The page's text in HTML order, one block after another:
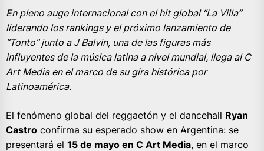
En pleno auge internacional con el hit global “La Villa”
liderando los rankings y el próximo lanzamiento de
“Tonto” junto a J Balvin, una de las figuras más
influyentes de la música latina a nivel mundial, llega al C
Art Media en el marco de su gira histórica por
Latinoamérica.
El fenómeno global del reggaetón y el dancehall Ryan
Castro confirma su esperado show en Argentina: se
presentará el 15 de mayo en C Art Media, en el marco